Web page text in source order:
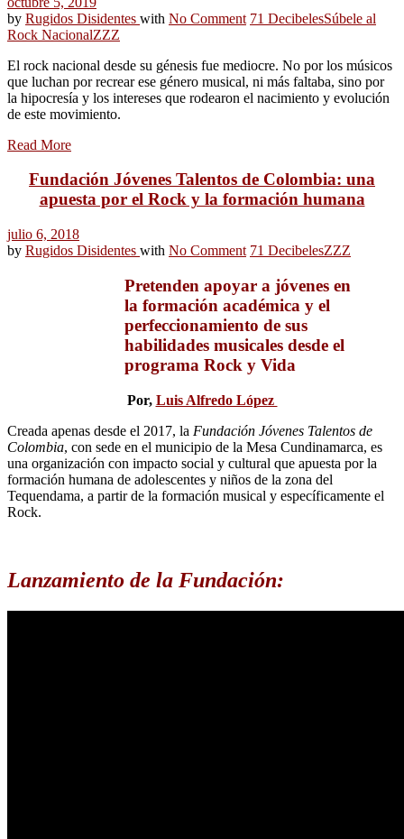
by Rugidos Disidentes with No Comment 71 DecibelesSúbele al
Rock NacionalZZZ
El rock nacional desde su génesis fue mediocre. No por los músicos
que luchan por recrear ese género musical, ni más faltaba, sino por
la hipocresía y los intereses que rodearon el nacimiento y evolución
de este movimiento.
Read More
Fundación Jóvenes Talentos de Colombia: una
apuesta por el Rock y la formación humana
julio 6, 2018
by Rugidos Disidentes with No Comment 71 DecibelesZZZ
Pretenden apoyar a jóvenes en
la formación académica y el
perfeccionamiento de sus
habilidades musicales desde el
programa Rock y Vida
Por, Luis Alfredo López
Creada apenas desde el 2017, la Fundación Jóvenes Talentos de
Colombia, con sede en el municipio de la Mesa Cundinamarca, es
una organización con impacto social y cultural que apuesta por la
formación humana de adolescentes y niños de la zona del
Tequendama, a partir de la formación musical y específicamente el
Rock.
Lanzamiento de la Fundación: